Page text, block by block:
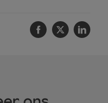
Facebook
Twitter